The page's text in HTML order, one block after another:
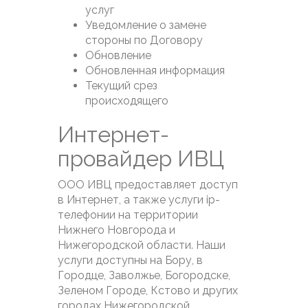
услуг
Уведомление о замене
стороны по Договору
Обновление
Обновленная информация
Текущий срез
происходящего
Интернет-
провайдер ИВЦ
ООО ИВЦ предоставляет доступ
в Интернет, а также услуги ip-
телефонии на территории
Нижнего Новгорода и
Нижегородской области. Наши
услуги доступны на Бору, в
Городце, Заволжье, Богородске,
Зеленом Городе, Кстово и других